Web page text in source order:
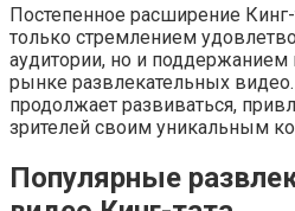
Постепенное расширение
только стремлением
аудитории, но и поддержанием
рынке развлекательных
продолжает развиваться,
зрителей своим уникальным
Популярные